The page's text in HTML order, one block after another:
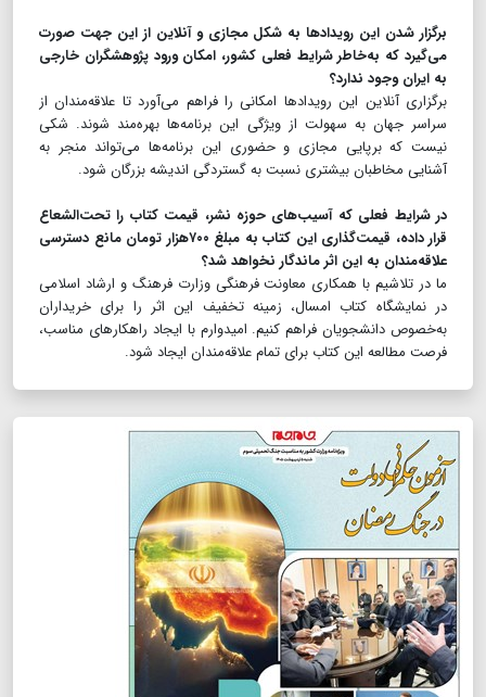
برگزار شدن این رویدادها به شکل مجازی و آنلاین از این جهت صورت
می‌گیرد که به‌خاطر شرایط فعلی کشور، امکان ورود پژوهشگران خارجی
به ایران وجود ندارد؟
برگزاری آنلاین این رویدادها امکانی را فراهم می‌آورد تا علاقه‌مندان از
سراسر جهان به سهولت از ویژگی این برنامه‌ها بهره‌مند شوند. شکی
نیست که برپایی مجازی ‌و حضوری این برنامه‌ها می‌تواند منجر به
آشنایی مخاطبان بیشتری نسبت به گستردگی اندیشه بزرگان شود.
در شرایط فعلی که آسیب‌های حوزه نشر، قیمت کتاب را تحت‌الشعاع
قرار داده، قیمت‌گذاری این کتاب به مبلغ ۷۰۰هزار تومان مانع دسترسی
علاقه‌مندان به این اثر ماندگار نخواهد شد؟
ما در تلاشیم با همکاری معاونت فرهنگی وزارت فرهنگ و ارشاد اسلامی
در نمایشگاه کتاب امسال، زمینه تخفیف این اثر را برای خریداران
به‌خصوص دانشجویان فراهم کنیم. امیدوارم با ایجاد راهکارهای مناسب،
فرصت مطالعه این کتاب برای تمام علاقه‌مندان ایجاد شود.